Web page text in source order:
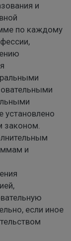
и
по каждому
установлено
законом.
и
если иное